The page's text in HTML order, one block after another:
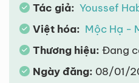
Tác giả: Youssef
Việt hóa: Mộc Hạ -
Thương hiệu: Đang
Ngày đăng: 08/01/